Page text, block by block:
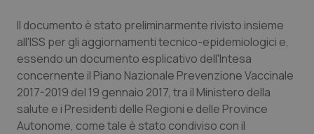
Sicilia
Toscana
Umbria
Neuroscienze & patologie neurodegenerative
Obesità
Oftalmologia
Il documento è stato preliminarmente rivisto insieme
all'ISS per gli aggiornamenti tecnico-epidemiologici e,
essendo un documento esplicativo dell'Intesa
concernente il Piano Nazionale Prevenzione Vaccinale
2017-2019 del 19 gennaio 2017, tra il Ministero della
salute e i Presidenti delle Regioni e delle Province
Autonome, come tale è stato condiviso con il